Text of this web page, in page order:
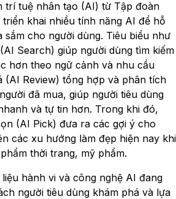
trí tuệ nhân tạo (AI) từ Tập đoàn
triển khai nhiều tính năng AI để hỗ
sắm cho người dùng. Tiêu biểu như
Search) giúp người dùng tìm kiếm
hơn theo ngữ cảnh và nhu cầu
(AI Review) tổng hợp và phân tích
đã mua, giúp người tiêu dùng
và tự tin hơn. Trong khi đó,
(AI Pick) đưa ra các gợi ý cho
các xu hướng làm đẹp hiện nay khi
thời trang, mỹ phẩm.
hành vi và công nghệ AI đang
người tiêu dùng khám phá và lựa